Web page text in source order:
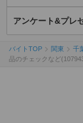
アンケート&プレ
バイトTOP 関東 千
品のチェックなど